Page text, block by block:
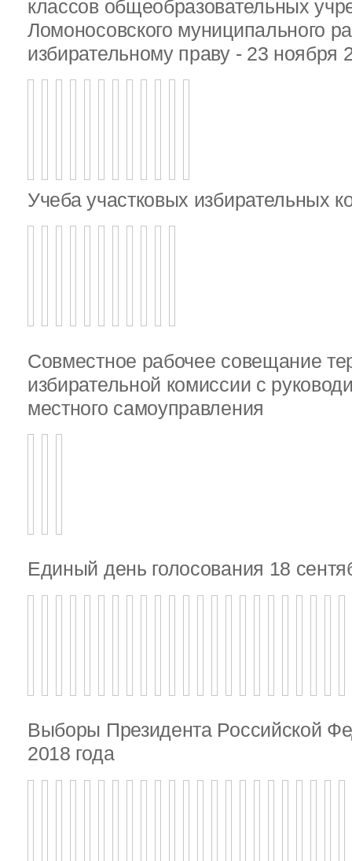
классов общеобразовательных
Ломоносовского муниципального
избирательному праву - 23 ноября
Учеба участковых избирательных
Совместное рабочее совещание
избирательной комиссии с
местного самоуправления
Единый день голосования 18
Выборы Президента Российской
2018 года